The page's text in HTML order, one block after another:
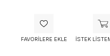
FAVORILERE EKLE İSTEK